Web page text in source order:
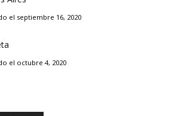
el septiembre 16, 2020
el octubre 4, 2020